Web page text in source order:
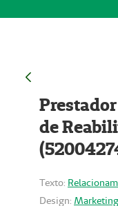
de
Texto:
Design: Marketing